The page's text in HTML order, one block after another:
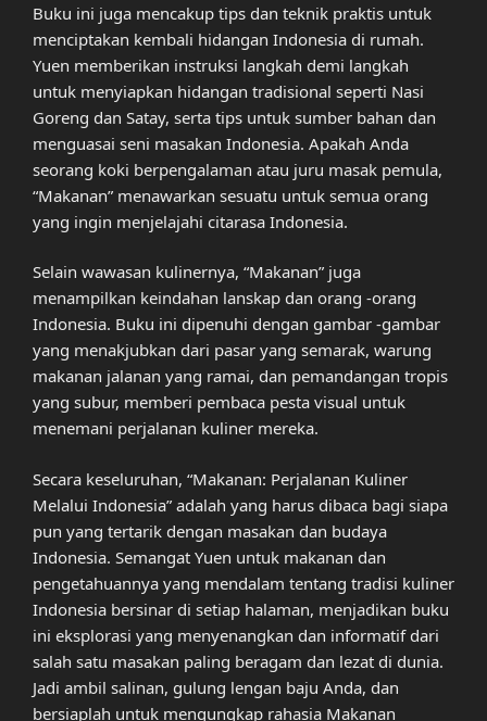
Buku ini juga mencakup tips dan teknik praktis untuk
menciptakan kembali hidangan Indonesia di rumah.
Yuen memberikan instruksi langkah demi langkah
untuk menyiapkan hidangan tradisional seperti Nasi
Goreng dan Satay, serta tips untuk sumber bahan dan
menguasai seni masakan Indonesia. Apakah Anda
seorang koki berpengalaman atau juru masak pemula,
“Makanan” menawarkan sesuatu untuk semua orang
yang ingin menjelajahi citarasa Indonesia.
Selain wawasan kulinernya, “Makanan” juga
menampilkan keindahan lanskap dan orang -orang
Indonesia. Buku ini dipenuhi dengan gambar -gambar
yang menakjubkan dari pasar yang semarak, warung
makanan jalanan yang ramai, dan pemandangan tropis
yang subur, memberi pembaca pesta visual untuk
menemani perjalanan kuliner mereka.
Secara keseluruhan, “Makanan: Perjalanan Kuliner
Melalui Indonesia” adalah yang harus dibaca bagi siapa
pun yang tertarik dengan masakan dan budaya
Indonesia. Semangat Yuen untuk makanan dan
pengetahuannya yang mendalam tentang tradisi kuliner
Indonesia bersinar di setiap halaman, menjadikan buku
ini eksplorasi yang menyenangkan dan informatif dari
salah satu masakan paling beragam dan lezat di dunia.
Jadi ambil salinan, gulung lengan baju Anda, dan
bersiaplah untuk mengungkap rahasia Makanan